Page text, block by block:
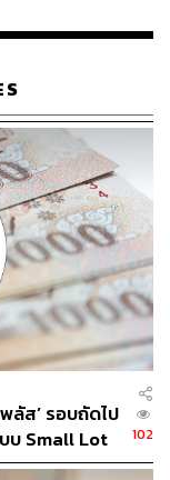
การเฉพาะด้าน
บัญชีภาษีอากร
พาะด้านนิติการ
รสูง) มาตรฐาน
จัดเก็บภาษี (กลุ่ม
ลัส’ รอบถัดไป
บ Small Lot
102